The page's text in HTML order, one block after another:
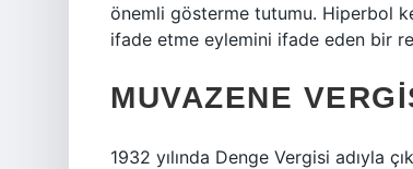
önemli gösterme tutumu. Hiperbol
ifade etme eylemini ifade eden bir
MUVAZENE
1932 yılında Denge Vergisi adıyla